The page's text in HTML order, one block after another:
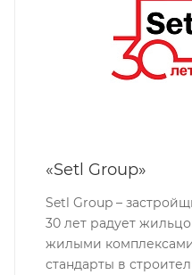
«Setl Group»
Setl Group –
30 лет радует
жилыми
стандарты в